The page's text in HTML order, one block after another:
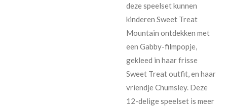
deze speelset kunnen
kinderen Sweet Treat
Mountain ontdekken met
een Gabby-filmpopje,
gekleed in haar frisse
Sweet Treat outfit, en haar
vriendje Chumsley. Deze
12-delige speelset is meer